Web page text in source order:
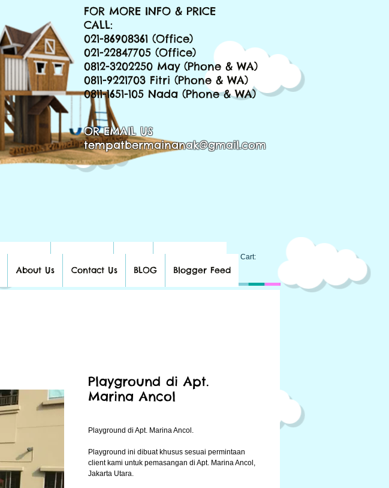
FOR MORE INFO & PRICE
CALL:
021-86908361 (Office)
021-22847705 (Office)
0812-3202250 May (Phone & WA)
0811-9221703 Fitri (Phone & WA)
0811-1651-105 Nada (Phone & WA)
OR EMAIL US
tempatbermainanak@gmail.com
Cart:
About Us Contact Us BLOG Blogger Feed
Playground di Apt.
Marina Ancol
Playground di Apt. Marina Ancol.
Playground ini dibuat khusus sesuai permintaan
client kami untuk pemasangan di Apt. Marina Ancol,
Jakarta Utara.